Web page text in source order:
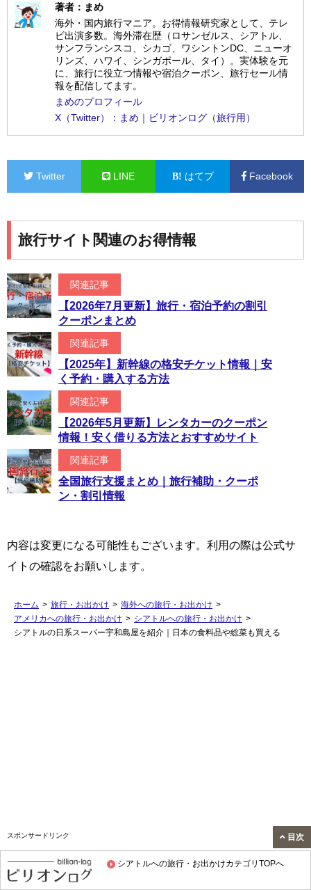
シアトルへの旅行・お出かけカテゴリTOPへ
著者：まめ
海外・国内旅行マニア。お得情報研究家として、テレ
ビ出演多数。海外滞在歴（ロサンゼルス、シアトル、
サンフランシスコ、シカゴ、ワシントンDC、ニューオ
リンズ、ハワイ、シンガポール、タイ）。実体験を元
に、旅行に役立つ情報や宿泊クーポン、旅行セール情
報を配信してます。
まめのプロフィール
X（Twitter）：まめ｜ビリオンログ（旅行用）
Twitter LINE はてブ Facebook
旅行サイト関連のお得情報
関連記事
【2026年7月更新】旅行・宿泊予約の割引
クーポンまとめ
関連記事
【2025年】新幹線の格安チケット情報｜安
く予約・購入する方法
関連記事
【2026年5月更新】レンタカーのクーポン
情報！安く借りる方法とおすすめサイト
関連記事
全国旅行支援まとめ｜旅行補助・クーポ
ン・割引情報
内容は変更になる可能性もございます。利用の際は公式サ
イトの確認をお願いします。
ホーム > 旅行・お出かけ > 海外への旅行・お出かけ >
アメリカへの旅行・お出かけ > シアトルへの旅行・お出かけ >
シアトルの日系スーパー宇和島屋を紹介｜日本の食料品や総菜も買える
スポンサードリンク 目次